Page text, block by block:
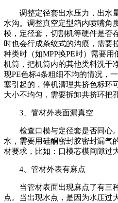
调整定径套出水压力，出水
水沟。调整真空定型箱内喷嘴角
模，定径套，切割机等硬件是否
时也会行成条纹式的沟痕，需要
种类时（如MPP换PE时）需要用
机筒，把机筒内的其他类料洗干
现PE色标4条粗细不均的情况，
塞引起的，停机清理共挤色标环
大小不均匀，需要拆卸共挤环把
3 、管材外表面漏真空
检查口模与定径套是否同心
水，需要用硅酮密封胶密封漏气
材要求，比如：口模芯模间隙过大
4 、管材外表有麻点
当管材表面出现麻点了有三
点。当出现水点，是因为水压过